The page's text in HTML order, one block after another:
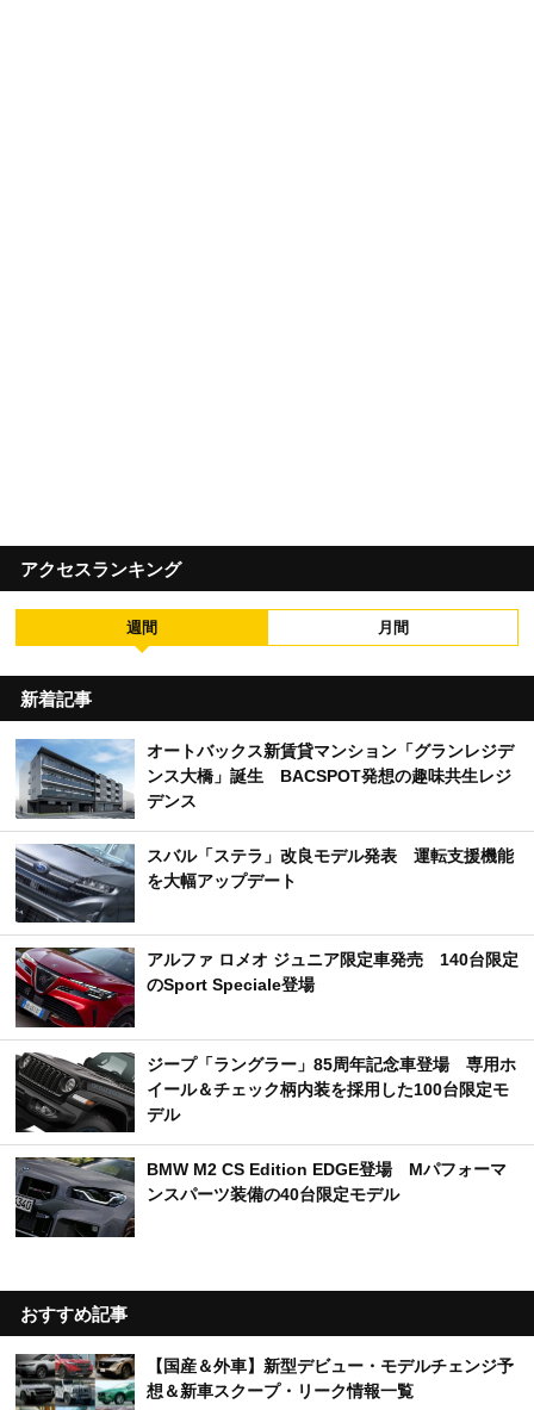
アクセスランキング
週間 月間
新着記事
オートバックス新賃貸マンション「グランレジデ
ンス大橋」誕生 BACSPOT発想の趣味共生レジ
デンス
スバル「ステラ」改良モデル発表 運転支援機能
を大幅アップデート
アルファ ロメオ ジュニア限定車発売 140台限定
のSport Speciale登場
ジープ「ラングラー」85周年記念車登場 専用ホ
イール＆チェック柄内装を採用した100台限定モ
デル
BMW M2 CS Edition EDGE登場 Mパフォーマ
ンスパーツ装備の40台限定モデル
おすすめ記事
【国産＆外車】新型デビュー・モデルチェンジ予
想＆新車スクープ・リーク情報一覧